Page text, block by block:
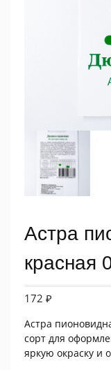
Астра
красная
172 ₽
Астра
сорт для
яркую окраску и